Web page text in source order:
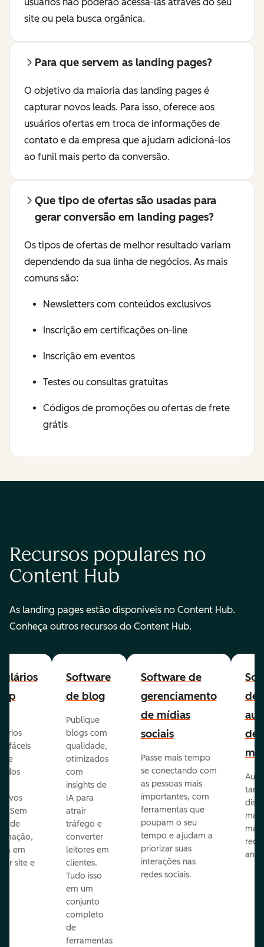
usuários não poderão acessá-las através do seu
site ou pela busca orgânica.
Para que servem as landing pages?
O objetivo da maioria das landing pages é
capturar novos leads. Para isso, oferece aos
usuários ofertas em troca de informações de
contato e da empresa que ajudam adicioná-los
ao funil mais perto da conversão.
Que tipo de ofertas são usadas para
gerar conversão em landing pages?
Os tipos de ofertas de melhor resultado variam
dependendo da sua linha de negócios. As mais
comuns são:
Newsletters com conteúdos exclusivos
Inscrição em certificações on-line
Inscrição em eventos
Testes ou consultas gratuitas
Códigos de promoções ou ofertas de frete
grátis
Recursos populares no
Content Hub
As landing pages estão disponíveis no Content Hub.
Conheça outros recursos do Content Hub.
fáceis
e
Sem
de
em
site e
Software
de blog
Publique
blogs com
qualidade,
otimizados
com
insights de
IA para
atrair
tráfego e
converter
leitores em
clientes.
Tudo isso
em um
conjunto
completo
de
ferramentas
Software de
gerenciamento
de mídias
sociais
Passe mais tempo
se conectando com
as pessoas mais
importantes, com
ferramentas que
poupam o seu
tempo e ajudam a
priorizar suas
interações nas
redes sociais.
de
de
mail